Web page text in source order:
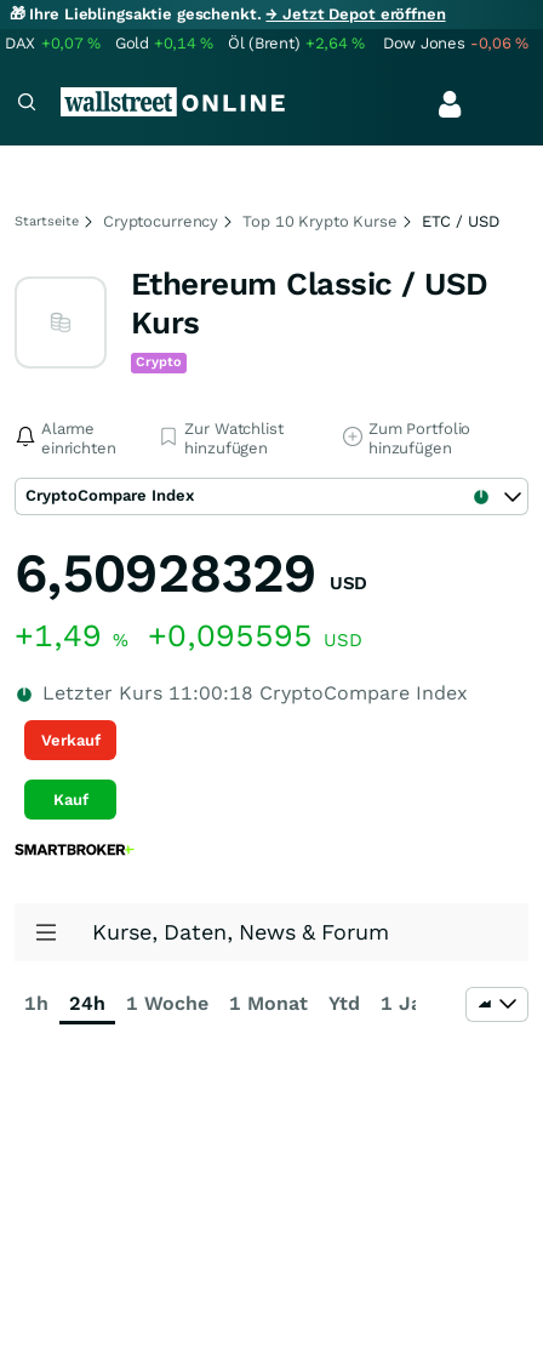
🎁 Ihre Lieblingsaktie geschenkt.→ Jetzt Depot eröffnen
DAX +0,07% Gold +0,14% Öl (Brent) +2,64% Dow Jones -0,06%
Startseite Cryptocurrency Top 10 Krypto Kurse ETC / USD
Ethereum Classic / USD
Kurs
Crypto
Alarme
einrichten
Zur Watchlist
hinzufügen
Zum Portfolio
hinzufügen
CryptoCompare Index
6,50928329 USD
+1,49 % +0,095595 USD
Letzter Kurs 11:00:18 CryptoCompare Index
Verkauf
Kauf
Kurse, Daten, News & Forum
1h 24h 1 Woche 1 Monat Ytd 1 Jahr 3 Jahre